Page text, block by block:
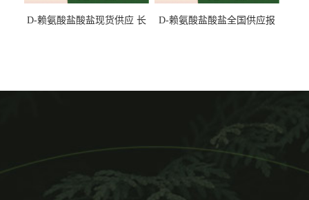
D-赖氨酸盐酸盐现货供应 长
D-赖氨酸盐酸盐全国供应报